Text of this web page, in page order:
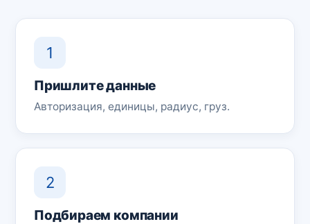
1
Пришлите данные
Авторизация, единицы, радиус, груз.
2
Подбираем компании